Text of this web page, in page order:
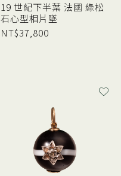
19 世紀下半葉 法國 綠松
石心型相片墜
NT$37,800